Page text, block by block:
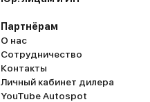
Партнёрам
О нас
Сотрудничество
Контакты
Личный кабинет дилера
YouTube Autospot